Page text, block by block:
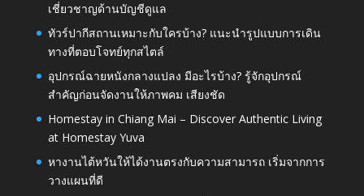
เชี่ยวชาญด้านบัญชีดูแล
ทัวร์ปากีสถานเหมาะกับใครบ้าง? แนะนำรูปแบบการเดิน
ทางที่ตอบโจทย์ทุกสไตล์
อุปกรณ์ฉายหนังกลางแปลง มีอะไรบ้าง? รู้จักอุปกรณ์
สำคัญก่อนจัดงานให้ภาพคม เสียงชัด
Homestay in Chiang Mai – Discover Authentic Living
at Homestay Yuva
หางานไต้หวันให้ได้งานตรงกับความสามารถ เริ่มจากการ
วางแผนที่ดี